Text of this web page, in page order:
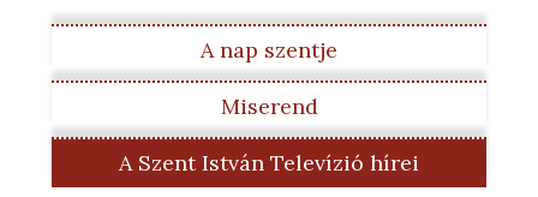
A nap szentje
Miserend
A Szent István Televízió hírei